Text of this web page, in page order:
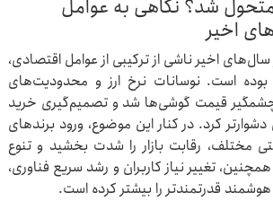
متحول شد؟ نگاهی به عوامل
اخیر
سال‌های اخیر ناشی از ترکیبی از عوامل اقتصادی،
بوده است. نوسانات نرخ ارز و محدودیت‌های
چشمگیر قیمت گوشی‌ها شد و تصمیم‌گیری خرید
کرد. در کنار این موضوع، ورود برندهای
مختلف، رقابت بازار را شدت بخشید و تنوع
تغییر نیاز کاربران و رشد سریع فناوری،
قدرتمندتر را بیشتر کرده است.